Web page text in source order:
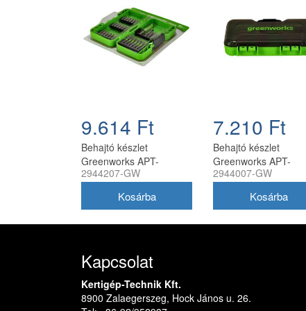
9.614 Ft
Behajtó készlet
Greenworks APT-
40IRDK-GW 40 darabos
2944207-GW
7.210 Ft
Behajtó készlet
Greenworks APT-
20IRDK-GW 20 részes
2944007-GW
Kapcsolat
Kertigép-Technik Kft.
8900 Zalaegerszeg, Hock János u. 26.